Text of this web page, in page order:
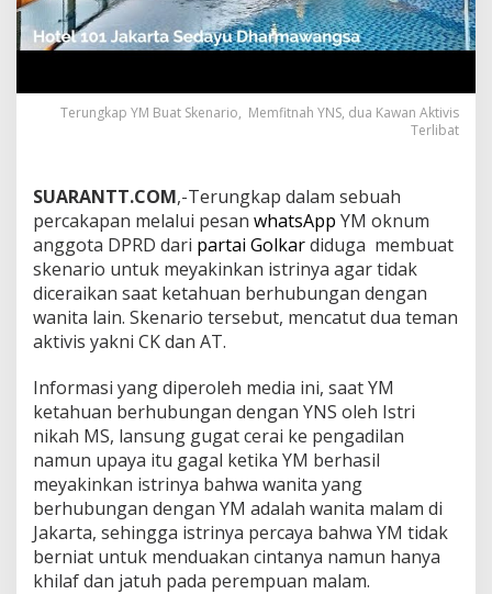
Terungkap YM Buat Skenario, Memfitnah YNS, dua Kawan Aktivis
Terlibat
SUARANTT.COM,-Terungkap dalam sebuah
percakapan melalui pesan whatsApp YM oknum
anggota DPRD dari partai Golkardiduga membuat
skenario untuk meyakinkan istrinya agar tidak
diceraikan saat ketahuan berhubungan dengan
wanita lain. Skenario tersebut, mencatut dua teman
aktivis yakni CK dan AT.
Informasi yang diperoleh media ini, saat YM
ketahuan berhubungan dengan YNS oleh Istri
nikah MS, lansung gugat cerai ke pengadilan
namun upaya itu gagal ketika YM berhasil
meyakinkan istrinya bahwa wanita yang
berhubungan dengan YM adalah wanita malam di
Jakarta, sehingga istrinya percaya bahwa YM tidak
berniat untuk menduakan cintanya namun hanya
khilaf dan jatuh pada perempuan malam.